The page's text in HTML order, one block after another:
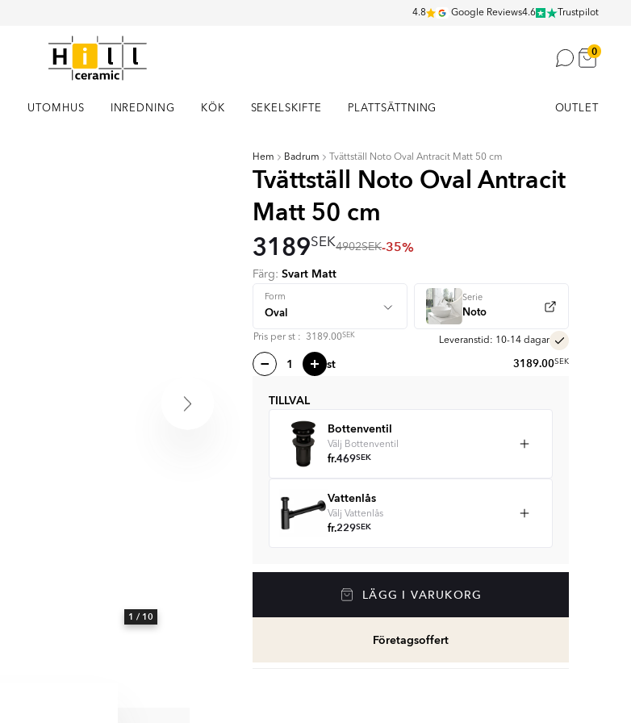
4.8 Google Reviews4.6 Trustpilot
0
UTOMHUS INREDNING KÖK SEKELSKIFTE PLATTSÄTTNING OUTLET
1 / 10
Hem Badrum Tvättställ Noto Oval Antracit Matt 50 cm
Tvättställ Noto Oval Antracit
Matt 50 cm
3189SEK4902SEK-35%
Färg:Svart Matt
Form Serie
Noto
Pris perst : 3189.00SEK
Leveranstid: 10-14 dagar
st 3189.00SEK
TILLVAL
Bottenventil
Välj Bottenventil
fr.469SEK
Vattenlås
Välj Vattenlås
fr.229SEK
LÄGG I VARUKORG
Företagsoffert